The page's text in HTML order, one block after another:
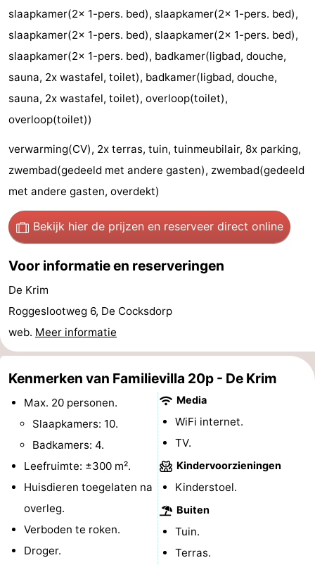
Musea
-
Monumenten
-
Kerken
-
Molens
-
Uitkijkpunten
Attracties
-
Rondvaarten
Boerderijen
-
Speeltuinen
-
Minigolfbanen
Natuur
Rondleidingen
-
Zwembaden
Fietsen
-
Wandelen
Paardrijden
-
Surfen
slaapkamer(2x 1-pers. bed), slaapkamer(2x 1-pers. bed),
slaapkamer(2x 1-pers. bed), slaapkamer(2x 1-pers. bed),
slaapkamer(2x 1-pers. bed), badkamer(ligbad, douche,
sauna, 2x wastafel, toilet), badkamer(ligbad, douche,
sauna, 2x wastafel, toilet), overloop(toilet),
overloop(toilet))
verwarming(CV), 2x terras, tuin, tuinmeubilair, 8x parking,
zwembad(gedeeld met andere gasten), zwembad(gedeeld
met andere gasten, overdekt)
Bekijk hier de prijzen en reserveer direct online
Voor informatie en reserveringen
De Krim
Roggeslootweg 6, De Cocksdorp
web. Meer informatie
Kenmerken van Familievilla 20p - De Krim
Max. 20 personen.
Slaapkamers: 10.
Badkamers: 4.
Leefruimte: ±300 m².
Huisdieren toegelaten na
overleg.
Verboden te roken.
Droger.
Media
WiFi internet.
TV.
Kindervoorzieningen
Kinderstoel.
Buiten
Tuin.
Terras.